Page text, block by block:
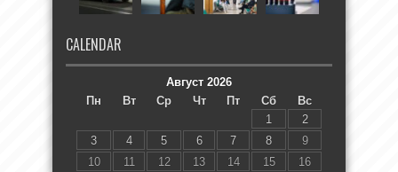
CALENDAR
Август 2026
Пн
Вт Ср Чт Пт Сб
Вс
1
2
3
4 5 6 7 8
9
10
11 12 13 14 15
16